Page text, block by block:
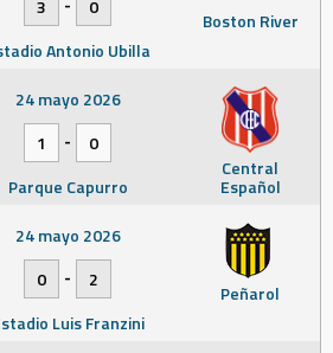
Boston River
3
0
Antonio Ubilla
Central
Español
24 mayo 2026
1
-
0
Parque Capurro
Peñarol
24 mayo 2026
0
-
2
Luis Franzini